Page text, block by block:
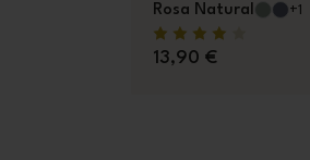
Rosa Natural +1
13,90 €